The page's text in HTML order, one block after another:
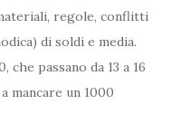
regole, conflitti
di soldi e media.
passano da 13 a 16
mancare un 1000